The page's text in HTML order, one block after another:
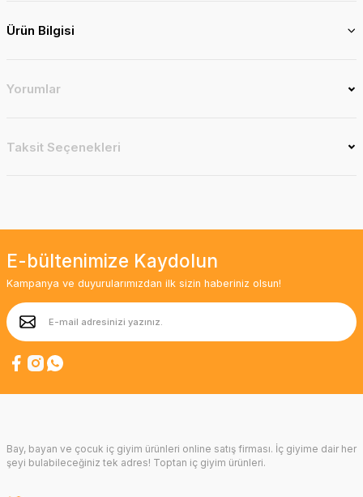
Ürün Bilgisi
Yorumlar
Taksit Seçenekleri
E-bültenimize Kaydolun
Kampanya ve duyurularımızdan ilk sizin haberiniz olsun!
Bay, bayan ve çocuk iç giyim ürünleri online satış firması. İç giyime dair her
şeyi bulabileceğiniz tek adres! Toptan iç giyim ürünleri.